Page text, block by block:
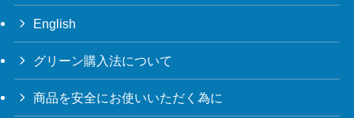
English
グリーン購入法について
商品を安全にお使いいただく為に